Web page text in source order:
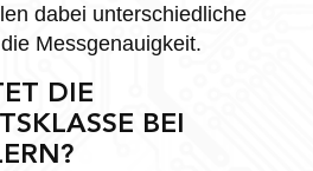
dabei unterschiedliche
Messgenauigkeit.
DIE
BEI